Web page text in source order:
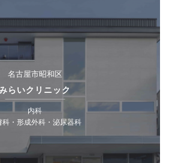
名古屋市昭和区
らいクリニック
内科
科・形成外科・泌尿器科